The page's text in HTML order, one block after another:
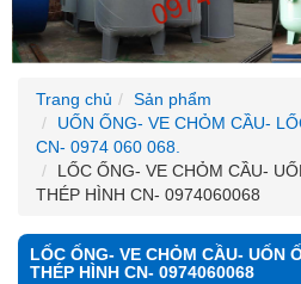
Trang chủ
Sản phẩm
UỐN ỐNG- VE CHỎM CẦU-
CN- 0974 060 068.
LỐC ỐNG- VE CHỎM CẦU-
THÉP HÌNH CN- 0974060068
LỐC ỐNG- VE CHỎM CẦU- UỐN
THÉP HÌNH CN- 0974060068